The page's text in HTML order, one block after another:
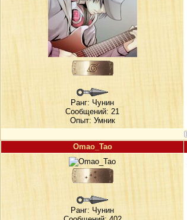
Ранг: Чунин
Сообщений: 21
Опыт: Умник
Omao_Tao
Ранг: Чунин